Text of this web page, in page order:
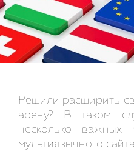
Решили расширить
арену? В таком
несколько важных
мультиязычного